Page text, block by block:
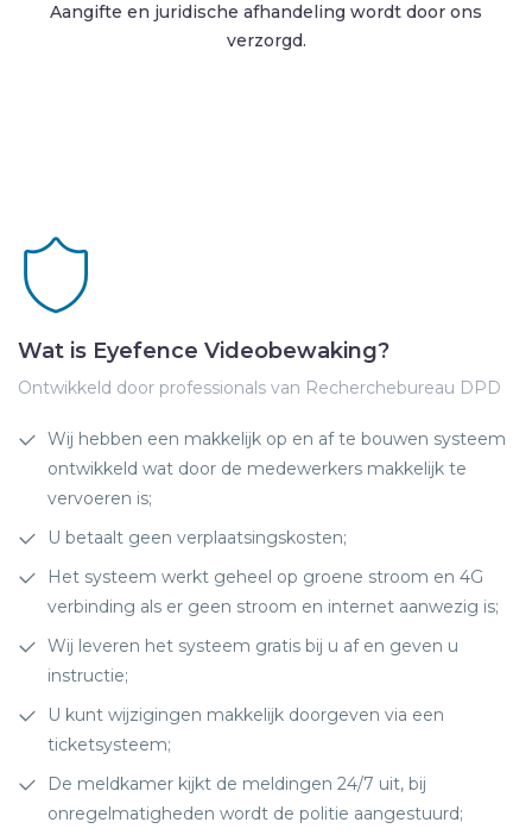
Aangifte en juridische afhandeling wordt door ons
verzorgd.
Wat is Eyefence Videobewaking?
Ontwikkeld door professionals van Recherchebureau DPD
Wij hebben een makkelijk op en af te bouwen systeem
ontwikkeld wat door de medewerkers makkelijk te
vervoeren is;
U betaalt geen verplaatsingskosten;
Het systeem werkt geheel op groene stroom en 4G
verbinding als er geen stroom en internet aanwezig is;
Wij leveren het systeem gratis bij u af en geven u
instructie;
U kunt wijzigingen makkelijk doorgeven via een
ticketsysteem;
De meldkamer kijkt de meldingen 24/7 uit, bij
onregelmatigheden wordt de politie aangestuurd;